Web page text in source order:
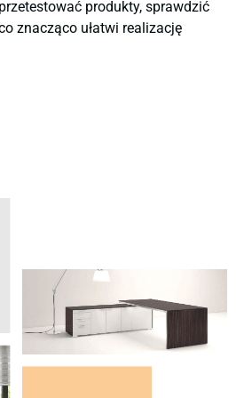
produkty, sprawdzić
znacząco ułatwi realizację